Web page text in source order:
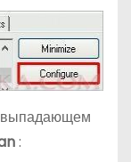
: